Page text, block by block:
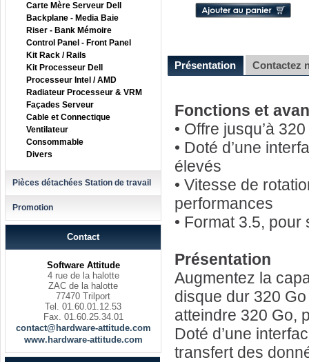
Carte Mère Serveur Dell
Backplane - Media Baie
Riser - Bank Mémoire
Control Panel - Front Panel
Kit Rack / Rails
Kit Processeur Dell
Processeur Intel / AMD
Radiateur Processeur & VRM
Façades Serveur
Cable et Connectique
Ventilateur
Consommable
Divers
Pièces détachées Station de travail
Promotion
Contact
Software Attitude
4 rue de la halotte
ZAC de la halotte
77470 Trilport
Tel. 01.60.01.12.53
Fax. 01.60.25.34.01
contact@hardware-attitude.com
www.hardware-attitude.com
Présentation Contactez
Fonctions et
• Offre jusqu’à
• Doté d’une
élevés
• Vitesse de
performances
• Format 3.5,
Présentation
Augmentez la
disque dur 320
atteindre 320 Go,
Doté d’une
transfert des